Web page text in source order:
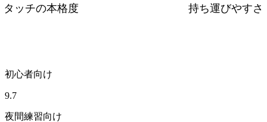
持ち運びやすさ
タッチの本格度
初心者向け
9.7
夜間練習向け